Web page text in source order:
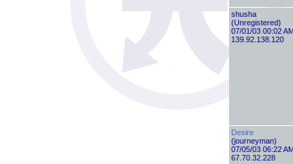
shusha
(Unregistered)
07/01/03 00:02
139.92.138.120
Desire
(journeyman)
07/05/03 06:22
67.70.32.228